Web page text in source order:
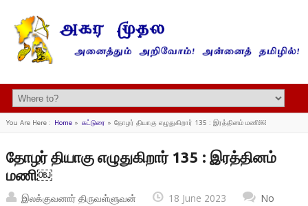
You Are Here : Home» கட்டுரை » தோழர் தியாகு எழுதுகிறார் 135 : இரத்தினம் மணி￼
தோழர் தியாகு எழுதுகிறார் 135 : இரத்தினம்
மணி￼
இலக்குவனார் திருவள்ளுவன் 18 June 2023
No